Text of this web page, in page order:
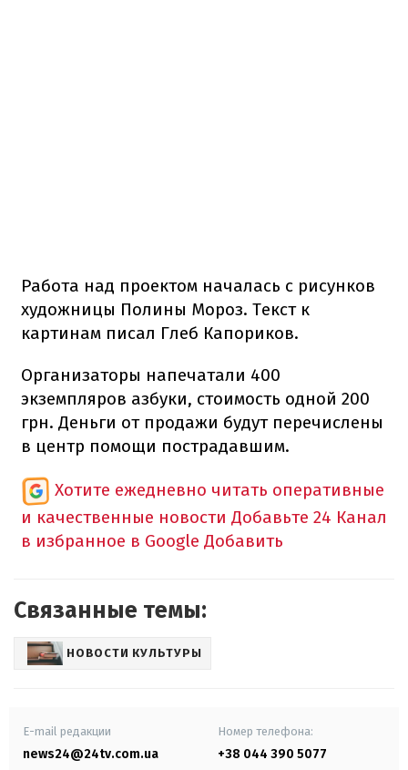
Работа над проектом началась с рисунков
художницы Полины Мороз. Текст к
картинам писал Глеб Капориков.
Организаторы напечатали 400
экземпляров азбуки, стоимость одной 200
грн. Деньги от продажи будут перечислены
в центр помощи пострадавшим.
Хотите ежедневно читать оперативные
и качественные новости Добавьте 24 Канал
в избранное в Google Добавить
Связанные темы:
НОВОСТИ КУЛЬТУРЫ
E-mail редакции
news24@24tv.com.ua
Номер телефона:
+38 044 390 5077